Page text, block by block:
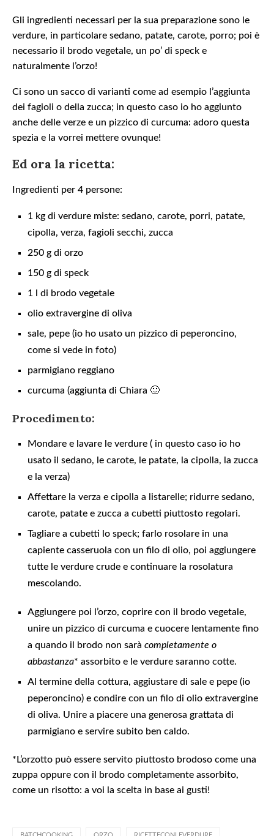
Gli ingredienti necessari per la sua preparazione sono le
verdure, in particolare sedano, patate, carote, porro; poi è
necessario il brodo vegetale, un po’ di speck e
naturalmente l’orzo!
Ci sono un sacco di varianti come ad esempio l’aggiunta
dei fagioli o della zucca; in questo caso io ho aggiunto
anche delle verze e un pizzico di curcuma: adoro questa
spezia e la vorrei mettere ovunque!
Ed ora la ricetta:
Ingredienti per 4 persone:
1 kg di verdure miste: sedano, carote, porri, patate,
cipolla, verza, fagioli secchi, zucca
250 g di orzo
150 g di speck
1 l di brodo vegetale
olio extravergine di oliva
sale, pepe (io ho usato un pizzico di peperoncino,
come si vede in foto)
parmigiano reggiano
curcuma (aggiunta di Chiara 🙂
Procedimento:
Mondare e lavare le verdure ( in questo caso io ho
usato il sedano, le carote, le patate, la cipolla, la zucca
e la verza)
Affettare la verza e cipolla a listarelle; ridurre sedano,
carote, patate e zucca a cubetti piuttosto regolari.
Tagliare a cubetti lo speck; farlo rosolare in una
capiente casseruola con un filo di olio, poi aggiungere
tutte le verdure crude e continuare la rosolatura
mescolando.
Aggiungere poi l’orzo, coprire con il brodo vegetale,
unire un pizzico di curcuma e cuocere lentamente fino
a quando il brodo non sarà completamente o
abbastanza* assorbito e le verdure saranno cotte.
Al termine della cottura, aggiustare di sale e pepe (io
peperoncino) e condire con un filo di olio extravergine
di oliva. Unire a piacere una generosa grattata di
parmigiano e servire subito ben caldo.
*L’orzotto può essere servito piuttosto brodoso come una
zuppa oppure con il brodo completamente assorbito,
come un risotto: a voi la scelta in base ai gusti!